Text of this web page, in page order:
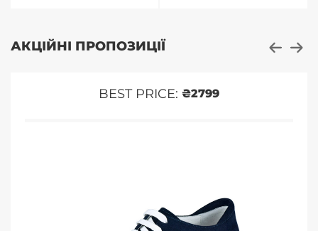
АКЦІЙНІ ПРОПОЗИЦІЇ
BEST PRICE: ₴2799